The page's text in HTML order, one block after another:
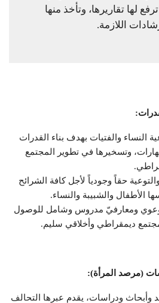
لها تقاريرها، وتأخذ منها
اللازمة.
النساء والفتيات بهدف بناء القدرات
وتسخيرها في تطوير المجتمع
والتوعية حقاً وجودياً لأجل كافة الشرائح
الأطفال والشبيبة والنساء.
ومعارفيّ مدروس وشامل للوصول
مجتمع ديمقراطي وأخلاقي سليم.
(مرصد المرأة):
وأبحاث ودراسات، يقدم عبرها التحالف